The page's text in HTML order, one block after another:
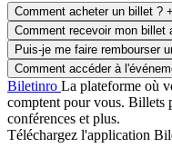
Comment acheter un billet ? +
Comment recevoir mon billet
Puis-je me faire rembourser
Comment accéder à
Biletinro La plateforme où
comptent pour vous. Billets
conférences et plus.
Téléchargez l'application